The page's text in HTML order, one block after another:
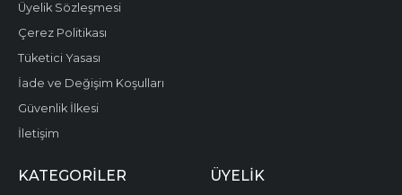
Üyelik Sözleşmesi
Çerez Politikası
Tüketici Yasası
İade ve Değişim Koşulları
Güvenlik İlkesi
İletişim
KATEGORILER ÜYELIK